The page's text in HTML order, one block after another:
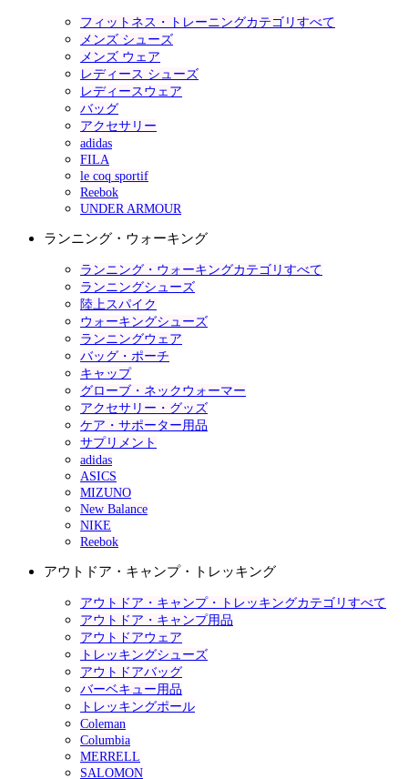
フィットネス・トレーニングカテゴリすべて
メンズ シューズ
メンズ ウェア
レディース シューズ
レディースウェア
バッグ
アクセサリー
adidas
FILA
le coq sportif
Reebok
UNDER ARMOUR
ランニング・ウォーキング
ランニング・ウォーキングカテゴリすべて
ランニングシューズ
陸上スパイク
ウォーキングシューズ
ランニングウェア
バッグ・ポーチ
キャップ
グローブ・ネックウォーマー
アクセサリー・グッズ
ケア・サポーター用品
サプリメント
adidas
ASICS
MIZUNO
New Balance
NIKE
Reebok
アウトドア・キャンプ・トレッキング
アウトドア・キャンプ・トレッキングカテゴリすべて
アウトドア・キャンプ用品
アウトドアウェア
トレッキングシューズ
アウトドアバッグ
バーベキュー用品
トレッキングポール
Coleman
Columbia
MERRELL
SALOMON